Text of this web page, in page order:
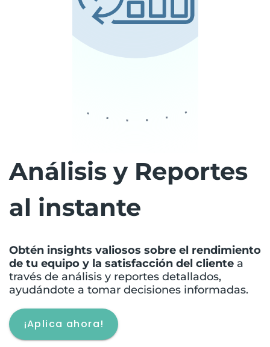
Análisis y Reportes
al instante
Obtén insights valiosos sobre el rendimiento
de tu equipo y la satisfacción del cliente a
través de análisis y reportes detallados,
ayudándote a tomar decisiones informadas.
¡Aplica ahora!